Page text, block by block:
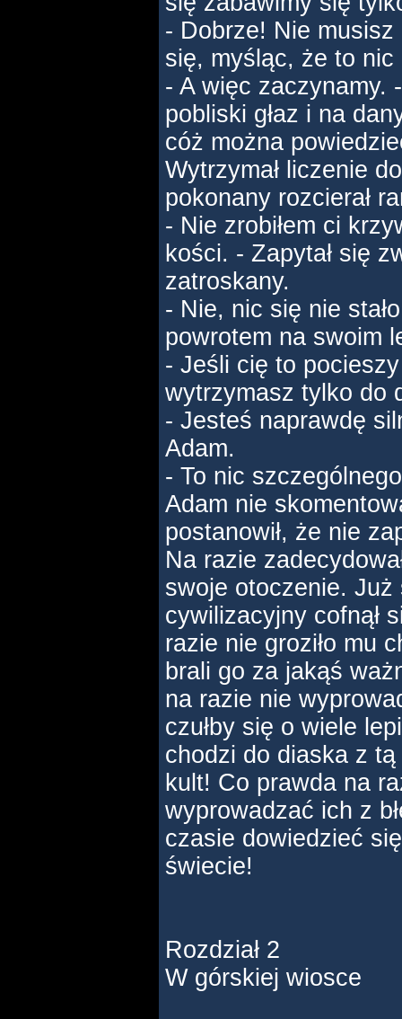
- Dobrze! Nie musisz
się, myśląc, że to nic
- A więc zaczynamy.
pobliski głaz i na
cóż można
Wytrzymał liczenie
pokonany rozcierał
- Nie zrobiłem ci
kości. - Zapytał się
zatroskany.
- Nie, nic się nie
powrotem na swoim
- Jeśli cię to
wytrzymasz tylko do
- Jesteś naprawdę
Adam.
- To nic
Adam nie
postanowił, że nie
Na razie
swoje otoczenie. Już
cywilizacyjny cofnął
razie nie groziło mu
brali go za jakąś
na razie nie
czułby się o wiele
chodzi do diaska z
kult! Co prawda na
wyprowadzać ich z
czasie dowiedzieć
świecie!
Rozdział 2
W górskiej wiosce